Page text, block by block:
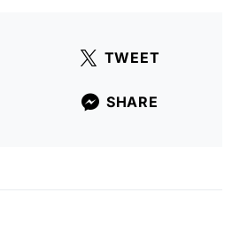
TWEET
SHARE